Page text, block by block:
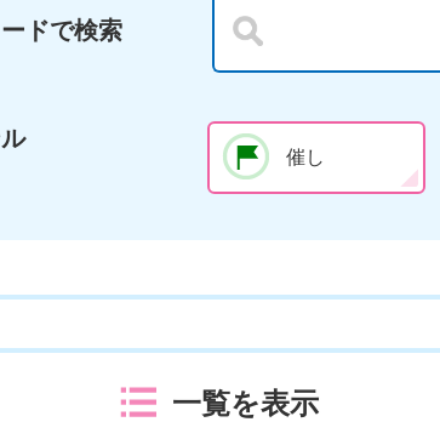
ドで検索
催し
一覧を表示